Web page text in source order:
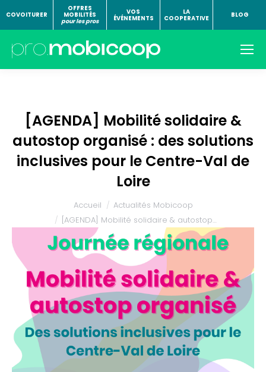
COVOITURER
OFFRES
MOBILITÉS
pour les pros
VOS
ÉVÉNEMENTS
LA
COOPERATIVE
BLOG
[AGENDA] Mobilité solidaire &
autostop organisé : des solutions
inclusives pour le Centre-Val de
Loire
Accueil
Actualités Mobicoop
[AGENDA] Mobilité solidaire & autostop…